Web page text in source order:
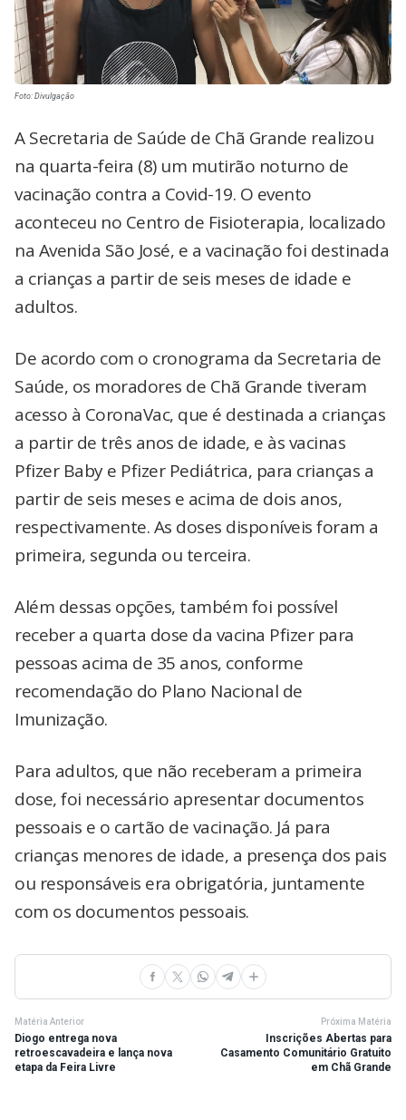
Foto: Divulgação
A Secretaria de Saúde de Chã Grande realizou
na quarta-feira (8) um mutirão noturno de
vacinação contra a Covid-19. O evento
aconteceu no Centro de Fisioterapia, localizado
na Avenida São José, e a vacinação foi destinada
a crianças a partir de seis meses de idade e
adultos.
De acordo com o cronograma da Secretaria de
Saúde, os moradores de Chã Grande tiveram
acesso à CoronaVac, que é destinada a crianças
a partir de três anos de idade, e às vacinas
Pfizer Baby e Pfizer Pediátrica, para crianças a
partir de seis meses e acima de dois anos,
respectivamente. As doses disponíveis foram a
primeira, segunda ou terceira.
Além dessas opções, também foi possível
receber a quarta dose da vacina Pfizer para
pessoas acima de 35 anos, conforme
recomendação do Plano Nacional de
Imunização.
Para adultos, que não receberam a primeira
dose, foi necessário apresentar documentos
pessoais e o cartão de vacinação. Já para
crianças menores de idade, a presença dos pais
ou responsáveis era obrigatória, juntamente
com os documentos pessoais.
Matéria Anterior
Diogo entrega nova
retroescavadeira e lança nova
etapa da Feira Livre
Próxima Matéria
Inscrições Abertas para
Casamento Comunitário Gratuito
em Chã Grande